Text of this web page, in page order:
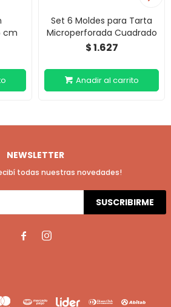
cm
Set 6 Moldes para Tarta
Microperforada Cuadrado
$1.627
NEWSLETTER
todas nuestras novedades!
SUSCRIBIRME
 